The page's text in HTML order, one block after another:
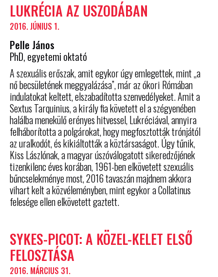
LUKRÉCIA AZ USZODÁBAN
2016. JÚNIUS 1.
Pelle János
PhD, egyetemi oktató
A szexuális erőszak, amit egykor úgy emlegettek, mint „a
nő becsületének meggyalázása”, már az ókori Rómában
indulatokat keltett, elszabadította szenvedélyeket. Amit a
Sextus Tarquinius, a király fia követett el a szégyenében
halálba menekülő erényes hitvessel, Lukréciával, annyira
felháborította a polgárokat, hogy megfosztották trónjától
az uralkodót, és kikiáltották a köztársaságot. Úgy tűnik,
Kiss Lászlónak, a magyar úszóválogatott sikeredzőjének
tizenkilenc éves korában, 1961-ben elkövetett szexuális
bűncselekménye most, 2016 tavaszán majdnem akkora
vihart kelt a közvéleményben, mint egykor a Collatinus
felesége ellen elkövetett gaztett.
SYKES-PICOT: A KÖZEL-KELET ELSŐ
FELOSZTÁSA
2016. MÁRCIUS 31.